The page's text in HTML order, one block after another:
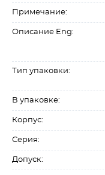
Примечание:
Описание Eng:
Тип упаковки:
В упаковке:
Корпус:
Серия:
Допуск: